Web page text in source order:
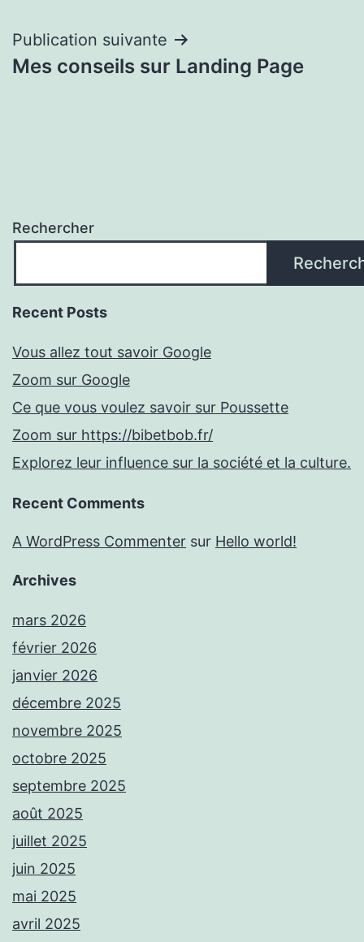
Publication suivante
Mes conseils sur Landing Page
Rechercher
Recent Posts
Vous allez tout savoir Google
Zoom sur Google
Ce que vous voulez savoir sur Poussette
Zoom sur https://bibetbob.fr/
Explorez leur influence sur la société et la culture.
Recent Comments
A WordPress Commenter sur Hello world!
Archives
mars 2026
février 2026
janvier 2026
décembre 2025
novembre 2025
octobre 2025
septembre 2025
août 2025
juillet 2025
juin 2025
mai 2025
avril 2025